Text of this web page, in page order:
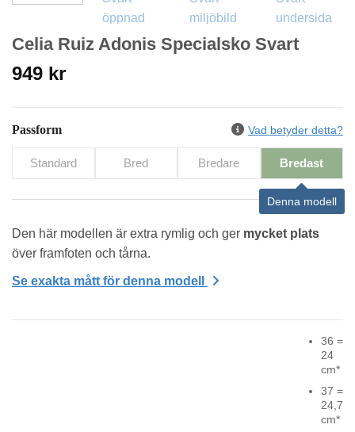
Celia Ruiz Adonis Specialsko Svart
949 kr
Passform Vad betyder detta?
Standard Bred Bredare Bredast
Denna modell
Den här modellen är extra rymlig och ger mycket plats
över framfoten och tårna.
Se exakta mått för denna modell
36 =
24
cm*
37 =
24,7
cm*